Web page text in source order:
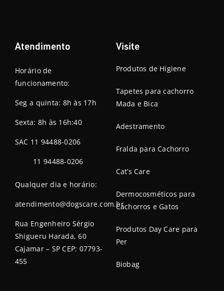
Atendimento
Horário de
funcionamento:
Seg a quinta: 8h às 17h
Sexta: 8h às 16h:40
SAC 11 94488-0206
11 94488-0206
Qualquer dia e horário:
atendimento@dogscare.com.br
Rua Engenheiro Sérgio
Shigueru Harada, 60
Cajamar – SP CEP: 07793-
455
Visite
Produtos de Higiene
Tapetes para cachorro
Mada e Bica
Adestramento
Fralda para Cachorro
Cat’s Care
Dermocosméticos para
Cachorros e Gatos
Produtos Day Care para
Per
Biobag